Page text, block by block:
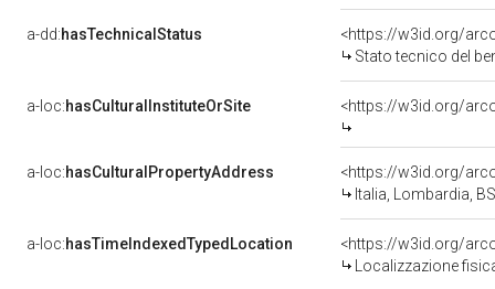
a-dd:hasTechnicalStatus
<https://w3id.org/
Stato tecnico del
a-loc:hasCulturalInstituteOrSite
a-loc:hasCulturalPropertyAddress
<https://w3id.org/
Italia, Lombardia,
a-loc:hasTimeIndexedTypedLocation
<https://w3id.org/
Localizzazione